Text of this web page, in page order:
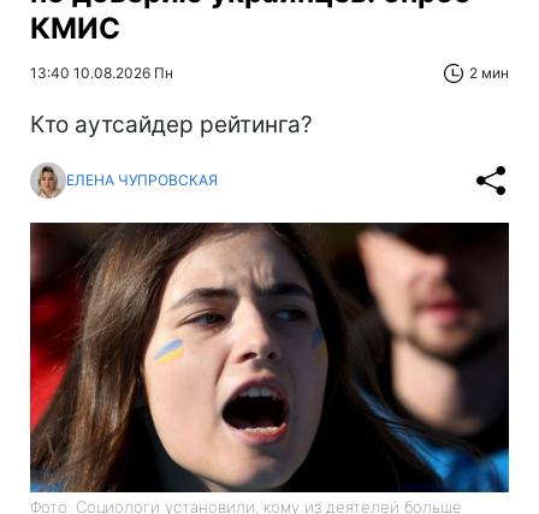
КМИС
13:40 10.08.2026 Пн 2 мин
Кто аутсайдер рейтинга?
ЕЛЕНА ЧУПРОВСКАЯ
Фото: Социологи установили, кому из деятелей больше